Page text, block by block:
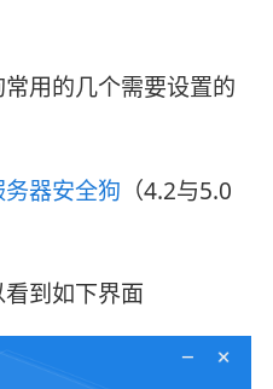
用的几个需要设置的
务器安全狗 （4.2与5.0
到如下界面